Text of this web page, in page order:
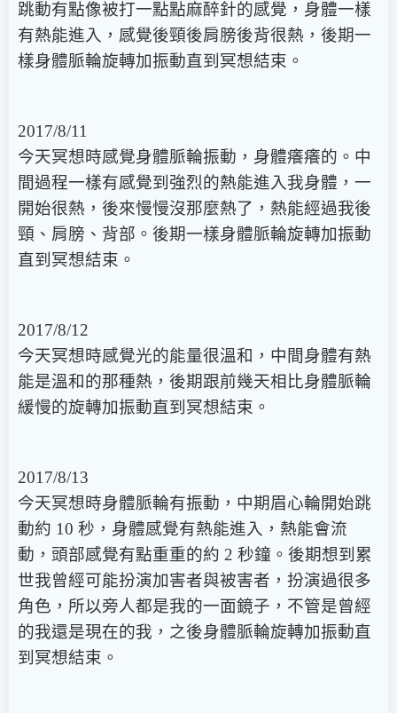
跳動有點像被打一點點麻醉針的感覺，身體一樣
有熱能進入，感覺後頸後肩膀後背很熱，後期一
樣身體脈輪旋轉加振動直到冥想結束。
2017/8/11
今天冥想時感覺身體脈輪振動，身體癢癢的。中
間過程一樣有感覺到強烈的熱能進入我身體，一
開始很熱，後來慢慢沒那麼熱了，熱能經過我後
頸、肩膀、背部。後期一樣身體脈輪旋轉加振動
直到冥想結束。
2017/8/12
今天冥想時感覺光的能量很溫和，中間身體有熱
能是溫和的那種熱，後期跟前幾天相比身體脈輪
緩慢的旋轉加振動直到冥想結束。
2017/8/13
今天冥想時身體脈輪有振動，中期眉心輪開始跳
動約 10 秒，身體感覺有熱能進入，熱能會流
動，頭部感覺有點重重的約 2 秒鐘。後期想到累
世我曾經可能扮演加害者與被害者，扮演過很多
角色，所以旁人都是我的一面鏡子，不管是曾經
的我還是現在的我，之後身體脈輪旋轉加振動直
到冥想結束。